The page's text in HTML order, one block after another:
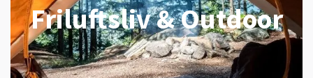
Friluftsliv & Outdoor